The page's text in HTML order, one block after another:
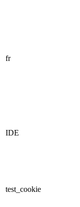
fr
IDE
test_cookie